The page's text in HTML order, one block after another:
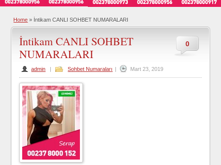
Home » İntikam CANLI SOHBET NUMARALARI
0
İntikam CANLI SOHBET
NUMARALARI
admin | Sohbet Numaraları | Mart 23, 2019